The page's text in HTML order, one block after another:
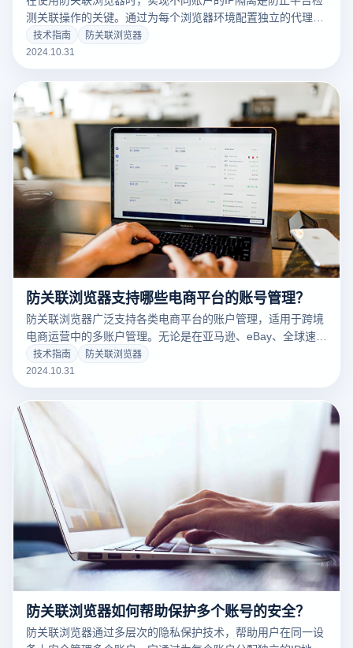
测关联操作的关键。通过为每个浏览器环境配置独立的代理
IP，防关联浏览器可以让每个账户表现为从不同的地理位置和
设备登录。通常用户可选择住宅IP、数据中心IP或移动IP，为
降低关联风险。
技术指南
防关联浏览器
2024.10.31
防关联浏览器支持哪些电商平台的账号管理？
防关联浏览器广泛支持各类电商平台的账户管理，适用于跨境
电商运营中的多账户管理。无论是在亚马逊、eBay、全球速卖
通等主流平台，还是Shopify和Etsy等独立站点，防关联浏览器
都能为每个账户创建独立的环境，确保用户在同一设备上安
关联浏览器帮助用户在不同电商平台上实现稳定的运营，规避
因账户关联带来的风险。
技术指南
防关联浏览器
2024.10.31
防关联浏览器如何帮助保护多个账号的安全？
防关联浏览器通过多层次的隐私保护技术，帮助用户在同一设